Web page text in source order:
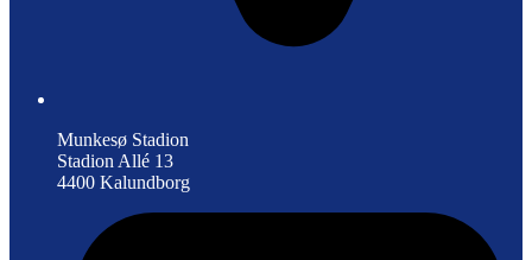
Munkesø Stadion
Stadion Allé 13
4400 Kalundborg